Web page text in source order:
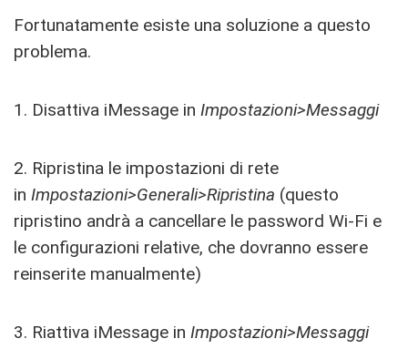
Fortunatamente esiste una soluzione a questo
problema.
1. Disattiva iMessage in Impostazioni>Messaggi
2. Ripristina le impostazioni di rete
in Impostazioni>Generali>Ripristina (questo
ripristino andrà a cancellare le password Wi-Fi e
le configurazioni relative, che dovranno essere
reinserite manualmente)
3. Riattiva iMessage in Impostazioni>Messaggi